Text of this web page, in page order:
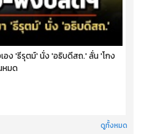
อง 'ธีรุตม์' นั่ง 'อธิบดีสถ.' ลั่น 'โกง
หมด
ดูทั้งหมด